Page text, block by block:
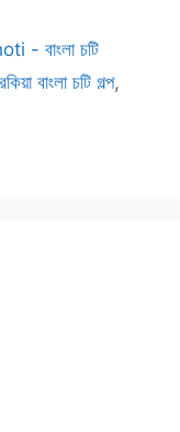
- বাংলা চটি
বাংলা চটি গল্প,